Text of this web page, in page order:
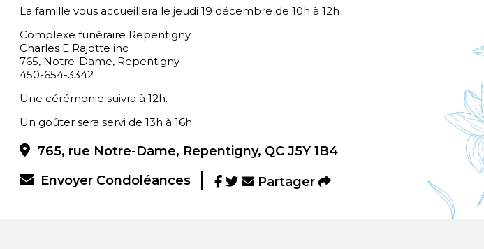
La famille vous accueillera le jeudi 19 décembre de 10h à 12h
Complexe funéraire Repentigny
Charles E Rajotte inc
765, Notre-Dame, Repentigny
450-654-3342
Une cérémonie suivra à 12h.
Un goûter sera servi de 13h à 16h.
765, rue Notre-Dame, Repentigny, QC J5Y 1B4
Envoyer Condoléances
Partager